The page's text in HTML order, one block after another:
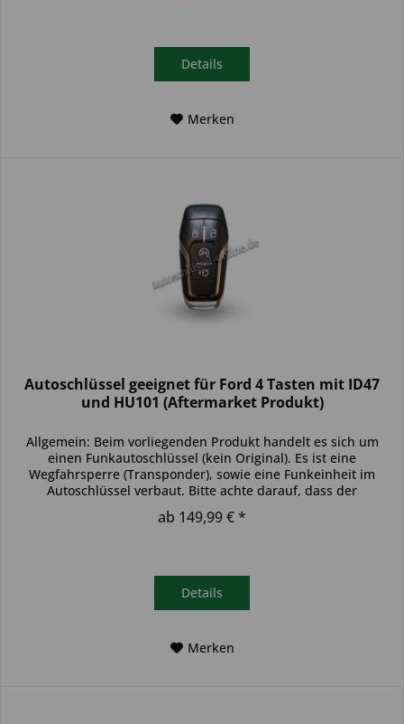
Details
Merken
Autoschlüssel geeignet für Ford 4 Tasten mit ID47
und HU101 (Aftermarket Produkt)
Allgemein: Beim vorliegenden Produkt handelt es sich um
einen Funkautoschlüssel (kein Original). Es ist eine
Wegfahrsperre (Transponder), sowie eine Funkeinheit im
Autoschlüssel verbaut. Bitte achte darauf, dass der
Autoschlüssel deinem...
ab 149,99 € *
Details
Merken